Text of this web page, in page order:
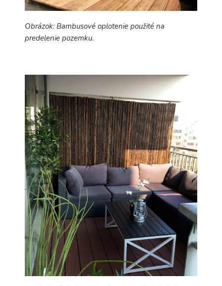
Obrázok: Bambusové oplotenie použité na
predelenie pozemku.